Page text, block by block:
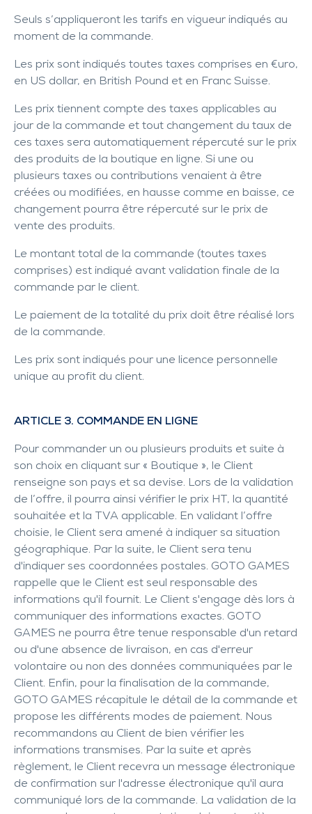
Seuls s’appliqueront les tarifs en vigueur indiqués au
moment de la commande.
Les prix sont indiqués toutes taxes comprises en €uro,
en US dollar, en British Pound et en Franc Suisse.
Les prix tiennent compte des taxes applicables au
jour de la commande et tout changement du taux de
ces taxes sera automatiquement répercuté sur le prix
des produits de la boutique en ligne. Si une ou
plusieurs taxes ou contributions venaient à être
créées ou modifiées, en hausse comme en baisse, ce
changement pourra être répercuté sur le prix de
vente des produits.
Le montant total de la commande (toutes taxes
comprises) est indiqué avant validation finale de la
commande par le client.
Le paiement de la totalité du prix doit être réalisé lors
de la commande.
Les prix sont indiqués pour une licence personnelle
unique au profit du client.
ARTICLE 3. COMMANDE EN LIGNE
Pour commander un ou plusieurs produits et suite à
son choix en cliquant sur « Boutique », le Client
renseigne son pays et sa devise. Lors de la validation
de l’offre, il pourra ainsi vérifier le prix HT, la quantité
souhaitée et la TVA applicable. En validant l’offre
choisie, le Client sera amené à indiquer sa situation
géographique. Par la suite, le Client sera tenu
d'indiquer ses coordonnées postales. GOTO GAMES
rappelle que le Client est seul responsable des
informations qu'il fournit. Le Client s'engage dès lors à
communiquer des informations exactes. GOTO
GAMES ne pourra être tenue responsable d'un retard
ou d'une absence de livraison, en cas d'erreur
volontaire ou non des données communiquées par le
Client. Enfin, pour la finalisation de la commande,
GOTO GAMES récapitule le détail de la commande et
propose les différents modes de paiement. Nous
recommandons au Client de bien vérifier les
informations transmises. Par la suite et après
règlement, le Client recevra un message électronique
de confirmation sur l'adresse électronique qu'il aura
communiqué lors de la commande. La validation de la